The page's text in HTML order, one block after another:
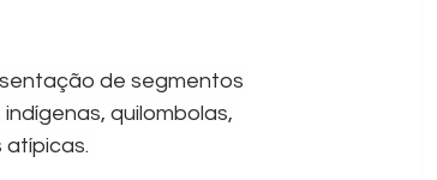
de segmentos
quilombolas,
atípicas.